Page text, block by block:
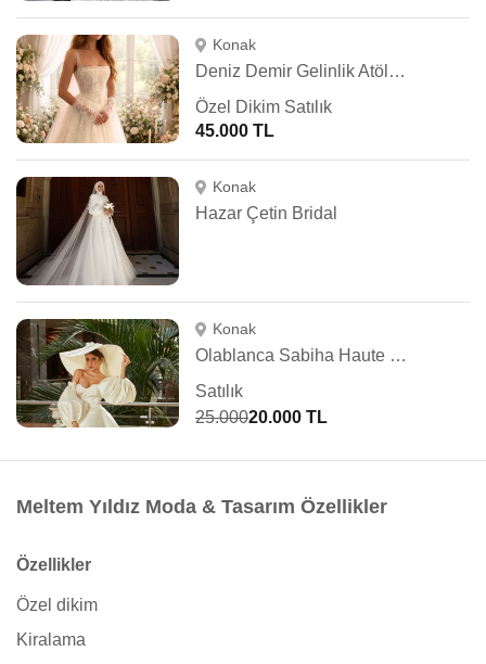
Konak
Deniz Demir Gelinlik Atölyesi
Özel Dikim Satılık
45.000 TL
Konak
Hazar Çetin Bridal
Konak
Olablanca Sabiha Haute Couture
Satılık
25.00020.000 TL
Meltem Yıldız Moda & Tasarım Özellikler
Özellikler
Özel dikim
Kiralama